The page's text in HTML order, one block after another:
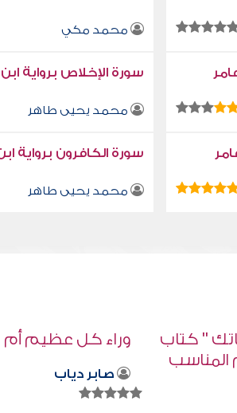
محمد مكي
سورة الإخلاص برواية
محمد يحيى طاهر
سورة الكافرون برواية
محمد يحيى طاهر
كتاب تلبيس إبليس 1
أبو الفرج ابن الجوزي